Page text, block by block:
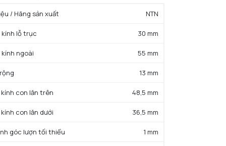
/ Hãng sản xuất NTN
lỗ trục 30 mm
kính ngoài 55 mm
13 mm
kính con lăn trên 48,5 mm
con lăn dưới 36,5 mm
góc lượn tối thiểu 1 mm